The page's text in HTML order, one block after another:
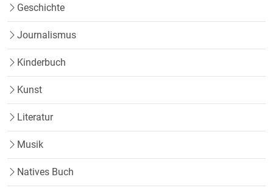
Geschichte
Journalismus
Kinderbuch
Kunst
Literatur
Musik
Natives Buch